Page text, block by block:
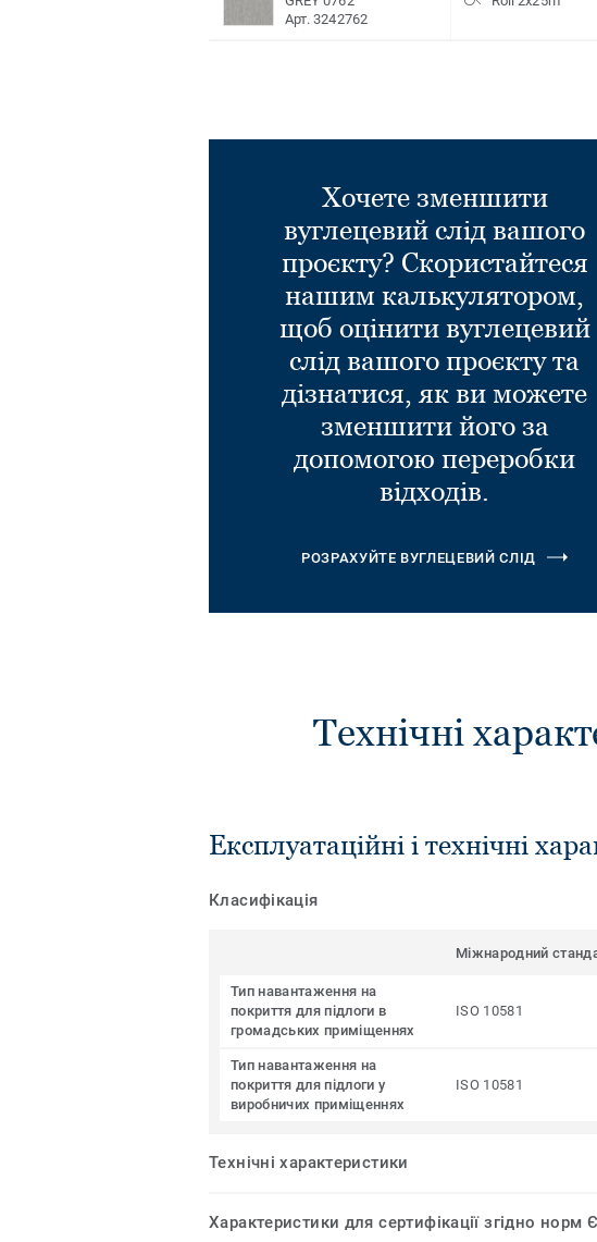
Арт. 3242762
Хочете зменшити
вуглецевий слід вашого
проєкту? Скористайтеся
нашим калькулятором,
щоб оцінити вуглецевий
слід вашого проєкту та
дізнатися, як ви можете
зменшити його за
допомогою переробки
відходів.
РОЗРАХУЙТЕ ВУГЛЕЦЕВИЙ СЛІД
Технічні
Експлуатаційні і технічні
Класифікація
Міжнародний
Тип навантаження на
покриття для підлоги в
громадських приміщеннях
ISO 10581
Тип навантаження на
покриття для підлоги у
виробничих приміщеннях
ISO 10581
Технічні характеристики
Характеристики для сертифікації згідно норм